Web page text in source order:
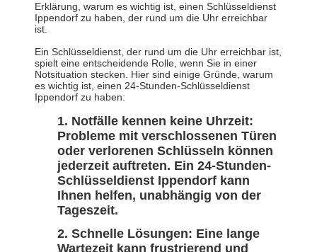
Erklärung, warum es wichtig ist, einen Schlüsseldienst
Ippendorf zu haben, der rund um die Uhr erreichbar
ist.
Ein Schlüsseldienst, der rund um die Uhr erreichbar ist,
spielt eine entscheidende Rolle, wenn Sie in einer
Notsituation stecken. Hier sind einige Gründe, warum
es wichtig ist, einen 24-Stunden-Schlüsseldienst
Ippendorf zu haben:
Notfälle kennen keine Uhrzeit:
Probleme mit verschlossenen Türen
oder verlorenen Schlüsseln können
jederzeit auftreten. Ein 24-Stunden-
Schlüsseldienst Ippendorf kann
Ihnen helfen, unabhängig von der
Tageszeit.
Schnelle Lösungen: Eine lange
Wartezeit kann frustrierend und